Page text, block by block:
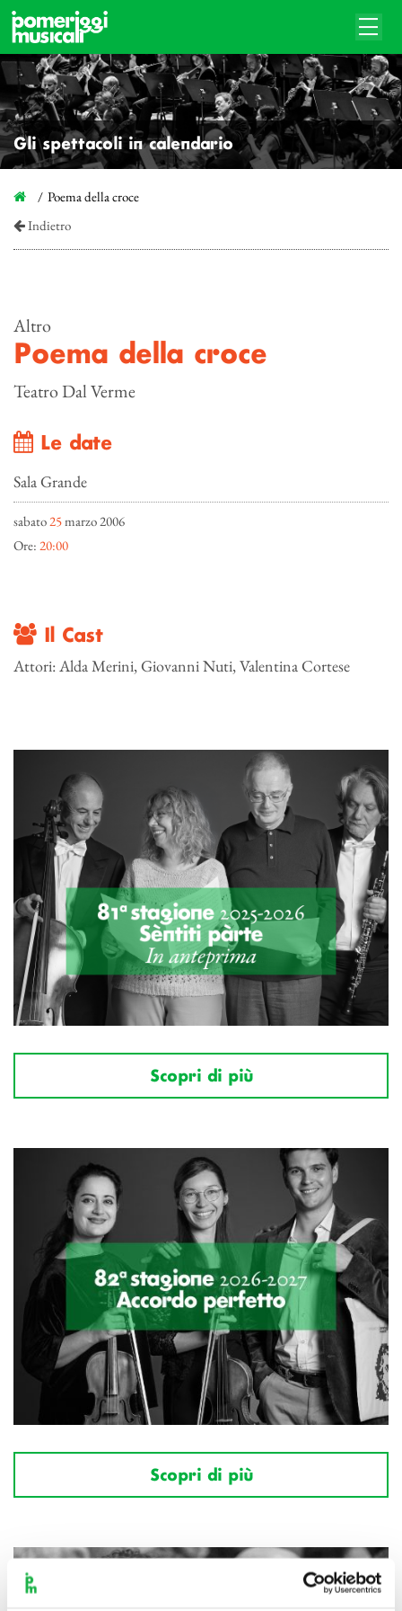
Gli spettacoli in calendario
Poema della croce
Indietro
Altro
Poema della croce
Teatro Dal Verme
Le date
Sala Grande
sabato25marzo 2006
Ore: 20:00
Il Cast
Attori: Alda Merini, Giovanni Nuti, Valentina Cortese
Scopri di più
Scopri di più